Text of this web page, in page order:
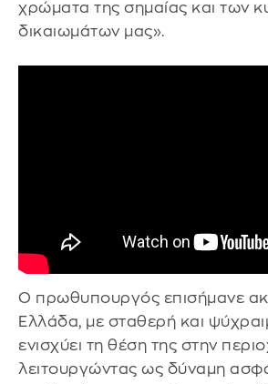
χρώματα της σημαίας και των
δικαιωμάτων μας».
Ο πρωθυπουργός επισήμανε
Ελλάδα, με σταθερή και
ενισχύει τη θέση της στην
λειτουργώντας ως δύναμη